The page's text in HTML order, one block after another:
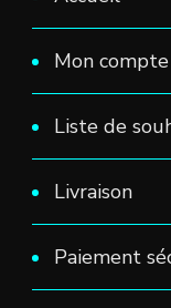
Mon compte
Liste de
Livraison
Paiement